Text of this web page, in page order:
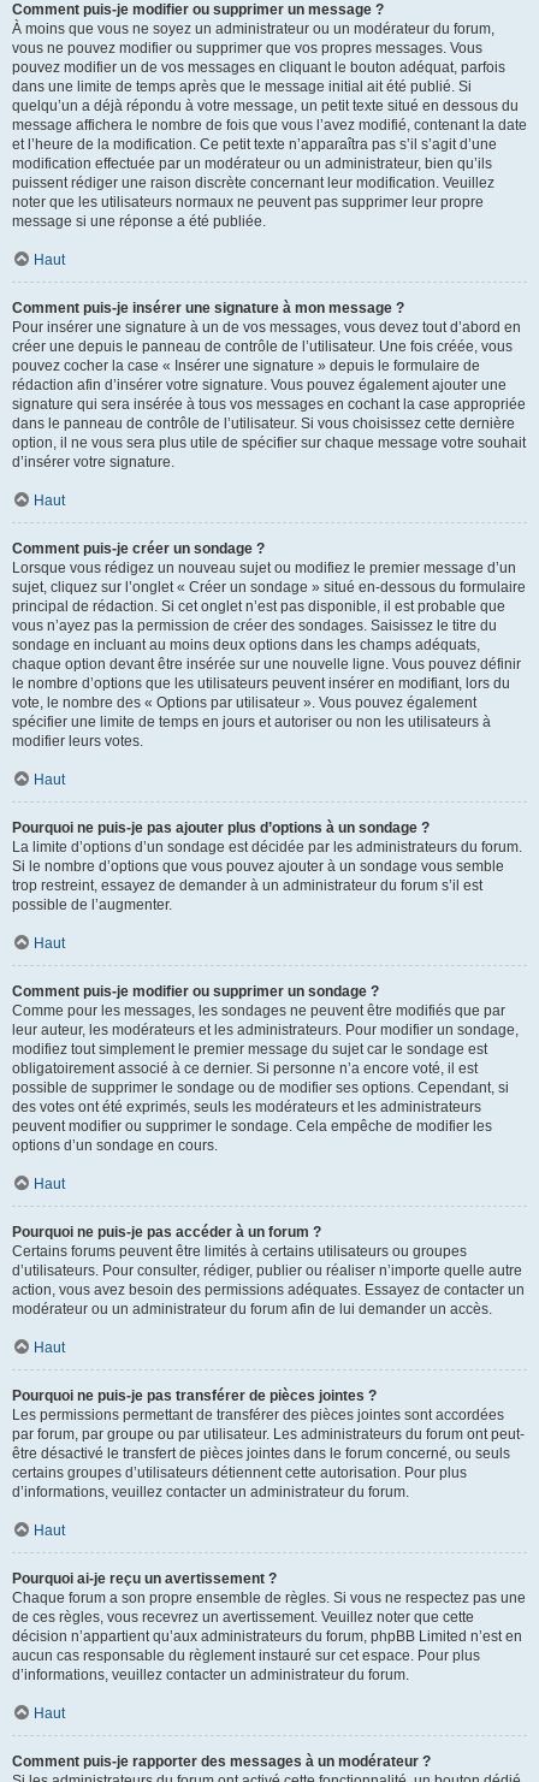
Comment puis-je modifier ou supprimer un message ?
À moins que vous ne soyez un administrateur ou un modérateur du forum,
vous ne pouvez modifier ou supprimer que vos propres messages. Vous
pouvez modifier un de vos messages en cliquant le bouton adéquat, parfois
dans une limite de temps après que le message initial ait été publié. Si
quelqu’un a déjà répondu à votre message, un petit texte situé en dessous du
message affichera le nombre de fois que vous l’avez modifié, contenant la date
et l’heure de la modification. Ce petit texte n’apparaîtra pas s’il s’agit d’une
modification effectuée par un modérateur ou un administrateur, bien qu’ils
puissent rédiger une raison discrète concernant leur modification. Veuillez
noter que les utilisateurs normaux ne peuvent pas supprimer leur propre
message si une réponse a été publiée.
Haut
Comment puis-je insérer une signature à mon message ?
Pour insérer une signature à un de vos messages, vous devez tout d’abord en
créer une depuis le panneau de contrôle de l’utilisateur. Une fois créée, vous
pouvez cocher la case « Insérer une signature » depuis le formulaire de
rédaction afin d’insérer votre signature. Vous pouvez également ajouter une
signature qui sera insérée à tous vos messages en cochant la case appropriée
dans le panneau de contrôle de l’utilisateur. Si vous choisissez cette dernière
option, il ne vous sera plus utile de spécifier sur chaque message votre souhait
d’insérer votre signature.
Haut
Comment puis-je créer un sondage ?
Lorsque vous rédigez un nouveau sujet ou modifiez le premier message d’un
sujet, cliquez sur l’onglet « Créer un sondage » situé en-dessous du formulaire
principal de rédaction. Si cet onglet n’est pas disponible, il est probable que
vous n’ayez pas la permission de créer des sondages. Saisissez le titre du
sondage en incluant au moins deux options dans les champs adéquats,
chaque option devant être insérée sur une nouvelle ligne. Vous pouvez définir
le nombre d’options que les utilisateurs peuvent insérer en modifiant, lors du
vote, le nombre des « Options par utilisateur ». Vous pouvez également
spécifier une limite de temps en jours et autoriser ou non les utilisateurs à
modifier leurs votes.
Haut
Pourquoi ne puis-je pas ajouter plus d’options à un sondage ?
La limite d’options d’un sondage est décidée par les administrateurs du forum.
Si le nombre d’options que vous pouvez ajouter à un sondage vous semble
trop restreint, essayez de demander à un administrateur du forum s’il est
possible de l’augmenter.
Haut
Comment puis-je modifier ou supprimer un sondage ?
Comme pour les messages, les sondages ne peuvent être modifiés que par
leur auteur, les modérateurs et les administrateurs. Pour modifier un sondage,
modifiez tout simplement le premier message du sujet car le sondage est
obligatoirement associé à ce dernier. Si personne n’a encore voté, il est
possible de supprimer le sondage ou de modifier ses options. Cependant, si
des votes ont été exprimés, seuls les modérateurs et les administrateurs
peuvent modifier ou supprimer le sondage. Cela empêche de modifier les
options d’un sondage en cours.
Haut
Pourquoi ne puis-je pas accéder à un forum ?
Certains forums peuvent être limités à certains utilisateurs ou groupes
d’utilisateurs. Pour consulter, rédiger, publier ou réaliser n’importe quelle autre
action, vous avez besoin des permissions adéquates. Essayez de contacter un
modérateur ou un administrateur du forum afin de lui demander un accès.
Haut
Pourquoi ne puis-je pas transférer de pièces jointes ?
Les permissions permettant de transférer des pièces jointes sont accordées
par forum, par groupe ou par utilisateur. Les administrateurs du forum ont peut-
être désactivé le transfert de pièces jointes dans le forum concerné, ou seuls
certains groupes d’utilisateurs détiennent cette autorisation. Pour plus
d’informations, veuillez contacter un administrateur du forum.
Haut
Pourquoi ai-je reçu un avertissement ?
Chaque forum a son propre ensemble de règles. Si vous ne respectez pas une
de ces règles, vous recevrez un avertissement. Veuillez noter que cette
décision n’appartient qu’aux administrateurs du forum, phpBB Limited n’est en
aucun cas responsable du règlement instauré sur cet espace. Pour plus
d’informations, veuillez contacter un administrateur du forum.
Haut
Comment puis-je rapporter des messages à un modérateur ?